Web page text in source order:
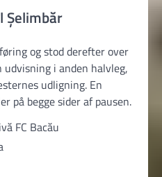
Şelimbăr
og stod derefter over
i anden halvleg,
udligning. En
på begge sider af pausen.
FC Bacău